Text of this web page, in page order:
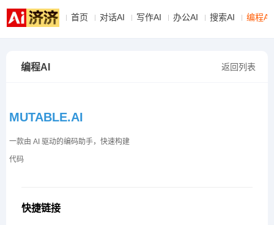
首页 对话AI 写作AI 办公AI 搜索AI 编程AI
返回列表
编程AI
MUTABLE.AI
一款由 AI 驱动的编码助手，快速构建
代码
快捷链接